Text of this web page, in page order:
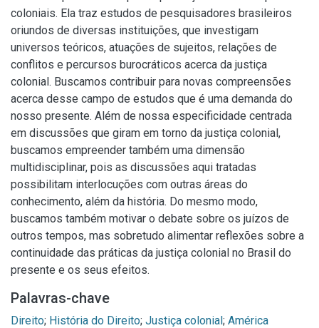
coloniais. Ela traz estudos de pesquisadores brasileiros
oriundos de diversas instituições, que investigam
universos teóricos, atuações de sujeitos, relações de
conflitos e percursos burocráticos acerca da justiça
colonial. Buscamos contribuir para novas compreensões
acerca desse campo de estudos que é uma demanda do
nosso presente. Além de nossa especificidade centrada
em discussões que giram em torno da justiça colonial,
buscamos empreender também uma dimensão
multidisciplinar, pois as discussões aqui tratadas
possibilitam interlocuções com outras áreas do
conhecimento, além da história. Do mesmo modo,
buscamos também motivar o debate sobre os juízos de
outros tempos, mas sobretudo alimentar reflexões sobre a
continuidade das práticas da justiça colonial no Brasil do
presente e os seus efeitos.
Palavras-chave
Direito; História do Direito; Justiça colonial; América